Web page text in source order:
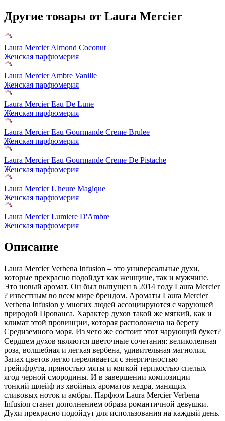
Другие товары от Laura Mercier
Laura Mercier Almond Coconut
Женская парфюмерия
Laura Mercier Ambre Vanille
Женская парфюмерия
Laura Mercier Eau De Lune
Женская парфюмерия
Laura Mercier Eau Gourmande Creme Brulee
Женская парфюмерия
Laura Mercier Eau Gourmande Creme De Pistache
Женская парфюмерия
Laura Mercier L'heure Magique
Женская парфюмерия
Laura Mercier Lumiere D'Ambre
Женская парфюмерия
Описание
Laura Mercier Verbena Infusion – это универсальные духи,
которые прекрасно подойдут как женщине, так и мужчине.
Это новый аромат. Он был выпущен в 2014 году Laura Mercier
? известным во всем мире брендом. Ароматы Laura Mercier
Verbena Infusion у многих людей ассоциируются с чарующей
природой Прованса. Характер духов такой же мягкий, как и
климат этой провинции, которая расположена на берегу
Средиземного моря. Из чего же состоит этот чарующий букет?
Сердцем духов являются цветочные сочетания: великолепная
роза, волшебная и легкая вербена, удивительная магнолия.
Запах цветов легко переливается с энергичностью
грейпфрута, пряностью мяты и мягкой терпкостью спелых
ягод черной смородины. И в завершении композиции –
тонкий шлейф из хвойных ароматов кедра, манящих
сливовых ноток и амбры. Парфюм Laura Mercier Verbena
Infusion станет дополнением образа романтичной девушки.
Духи прекрасно подойдут для использования на каждый день.